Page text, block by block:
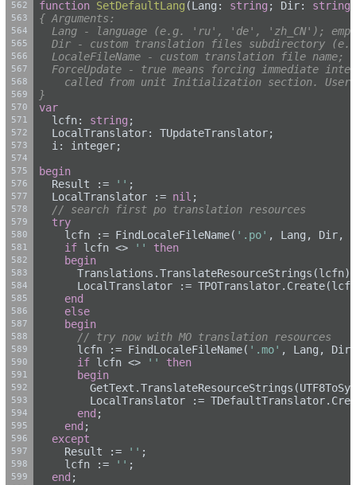
function SetDefaultLang (Lang: string ; Dir: string
{ Arguments:
Lang - language (e.g. 'ru', 'de', 'zh_CN');
Dir - custom translation files subdirectory
LocaleFileName - custom translation file name;
ForceUpdate - true means forcing immediate
called from unit Initialization section.
}
var
  lcfn:
string ;
  LocalTranslator: TUpdateTranslator;
  i: integer;
begin
  Result :=
'' ;
  LocalTranslator :=
nil ;
// search first po translation resources
try
    lcfn := FindLocaleFileName(
'.po' , Lang, Dir,
if lcfn <> ''
then
begin
      Translations.TranslateResourceStrings(lcfn);
LocalTranslator :=
end
else
begin
// try now with MO translation resources
      lcfn := FindLocaleFileName(
'.mo' , Lang, Dir,
if lcfn <> ''
then
begin
LocalTranslator :=
end ;
end ;
except
    Result :=
'' ;
    lcfn :=
'' ;
end ;